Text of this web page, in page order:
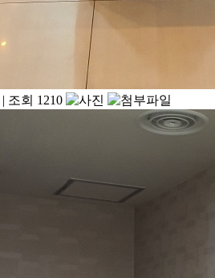
| 조회 1210